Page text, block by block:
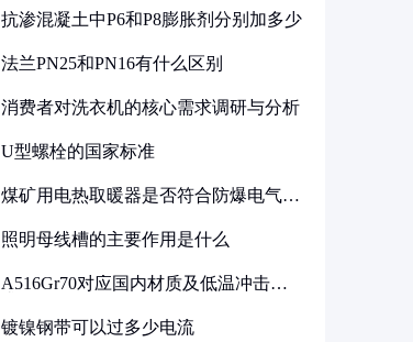
抗渗混凝土中P6和P8膨胀剂分别加多少
法兰PN25和PN16有什么区别
消费者对洗衣机的核心需求调研与分析
U型螺栓的国家标准
煤矿用电热取暖器是否符合防爆电气设
照明母线槽的主要作用是什么
A516Gr70对应国内材质及低温冲击要
镀镍钢带可以过多少电流